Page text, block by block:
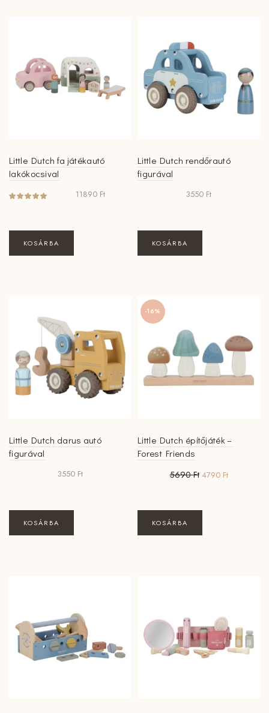
Little Dutch fa játékautó
lakókocsival
11890 Ft
KOSÁRBA
Little Dutch rendőrautó
figurával
3550 Ft
KOSÁRBA
Little Dutch darus autó
figurával
3550 Ft
KOSÁRBA
-16%
Little Dutch építőjáték –
Forest Friends
5690Ft Original
5690 Ft.
4790 FtCurrent
KOSÁRBA